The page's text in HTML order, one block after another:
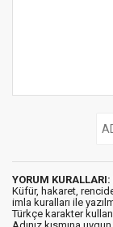
YORUM KURALLARI:
Küfür, hakaret,
imla kuralları ile
Türkçe karakter